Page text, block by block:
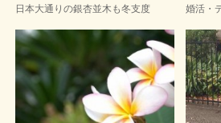
日本大通りの銀杏並木も冬支度 婚活・